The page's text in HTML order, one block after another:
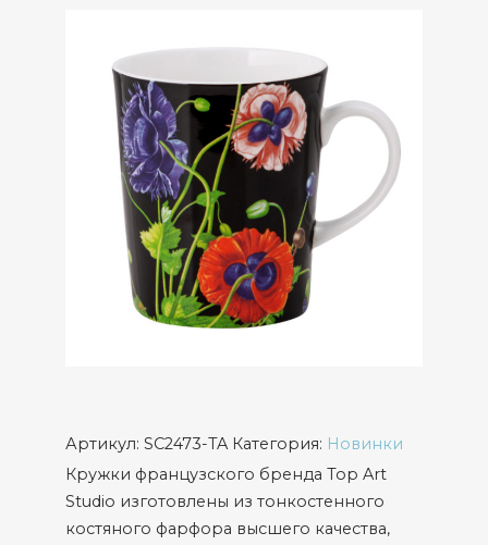
Артикул: SC2473-TA Категория: Новинки
Кружки французского бренда Top Art
Studio изготовлены из тонкостенного
костяного фарфора высшего качества,